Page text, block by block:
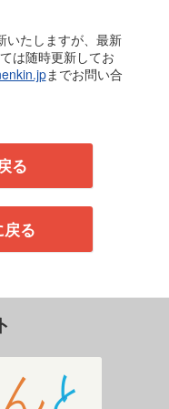
いたしますが、最新
は随時更新してお
までお問い合
る
戻る